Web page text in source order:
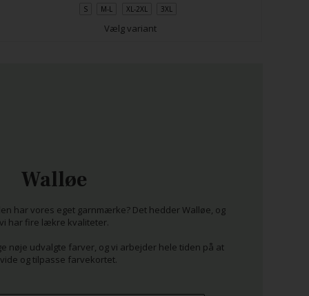
S M-L XL-2XL 3XL
Vælg variant
Walløe
har vores eget garnmærke? Det hedder Walløe, og
vi har fire lækre kvaliteter.
nøje udvalgte farver, og vi arbejder hele tiden på at
og tilpasse farvekortet.